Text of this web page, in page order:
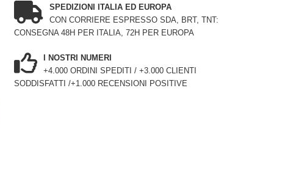
SPEDIZIONI ITALIA ED EUROPA
CON CORRIERE ESPRESSO SDA, BRT, TNT:
CONSEGNA 48H PER ITALIA, 72H PER EUROPA
I NOSTRI NUMERI
+4.000 ORDINI SPEDITI / +3.000 CLIENTI
SODDISFATTI /+1.000 RECENSIONI POSITIVE